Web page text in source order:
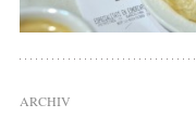
ARCHIV